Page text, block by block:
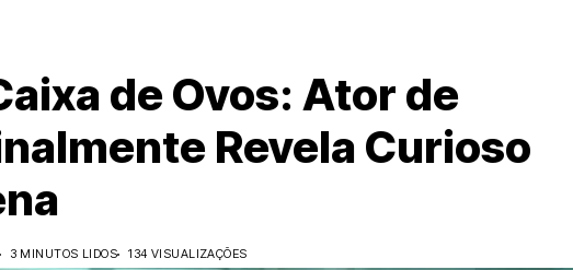
de Ovos: Ator de
Revela Curioso
3 MINUTOS LIDOS 134 VISUALIZAÇÕES